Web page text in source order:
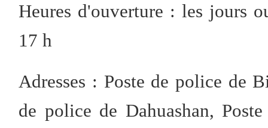
Heures d'ouverture : les jours
17 h
Adresses : Poste de police de
de police de Dahuashan,